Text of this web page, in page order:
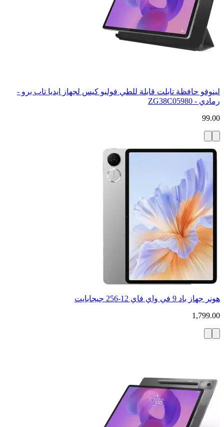
لينوفو حافظة تابلت قابلة للطي فوليو كيس لجهاز ايديا تاب برو -
رمادي - ZG38C05980
99.00
هونر جهاز باد 9 في واي فاي 12-256 جيجابايت
1,799.00